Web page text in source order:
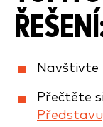
Navštivte
Přečtěte